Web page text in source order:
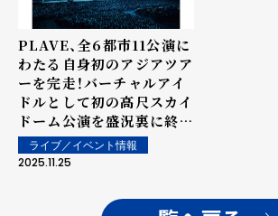
PLAVE、全6都市11公演に
わたる自身初のアジアツア
ーを完走！バーチャルアイ
ドルとして初の高尺スカイ
ドーム公演を盛況裏に終
了！ライブ／イベント情報
2025.11.25